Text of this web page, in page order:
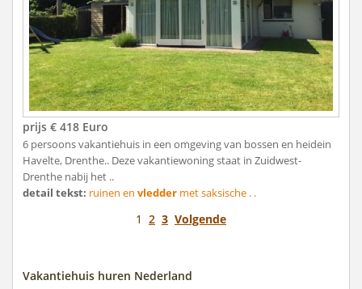
prijs € 418 Euro
6 persoons vakantiehuis in een omgeving van bossen en heidein
Havelte, Drenthe.. Deze vakantiewoning staat in Zuidwest-
Drenthe nabij het ..
detail tekst: ruinen en vledder met saksische . .
1 2 3 Volgende
Vakantiehuis huren Nederland